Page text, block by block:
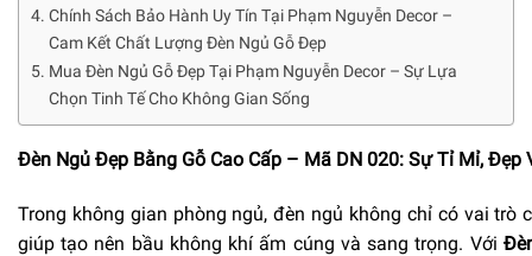
Chính Sách Bảo Hành Uy Tín Tại Phạm Nguyễn Decor –
Cam Kết Chất Lượng Đèn Ngủ Gỗ Đẹp
Mua Đèn Ngủ Gỗ Đẹp Tại Phạm Nguyễn Decor – Sự Lựa
Chọn Tinh Tế Cho Không Gian Sống
Đèn Ngủ Đẹp Bằng Gỗ Cao Cấp – Mã DN 020: Sự Tỉ Mỉ, Đẹp
Trong không gian phòng ngủ, đèn ngủ không chỉ có vai trò
giúp tạo nên bầu không khí ấm cúng và sang trọng. Với